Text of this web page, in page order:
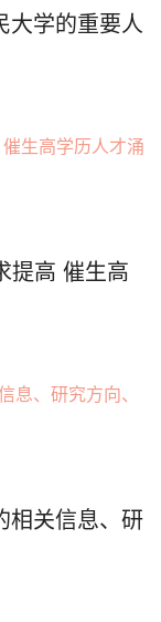
大学的重要人
提高 催生高
相关信息、研